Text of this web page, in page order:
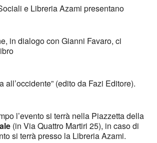
e Libreria Azami presentano
in dialogo con Gianni Favaro, ci
all’occidente” (edito da Fazi Editore).
l’evento si terrà nella Piazzetta della
(in Via Quattro Martiri 25), in caso di
si terrà presso la Libreria Azami.